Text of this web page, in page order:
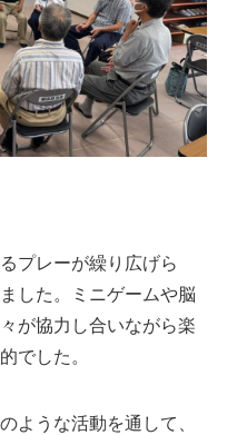
プレーが繰り広げら
した。ミニゲームや脳
が協力し合いながら楽
でした。
ような活動を通して、